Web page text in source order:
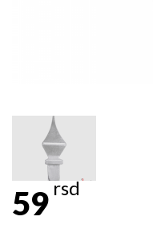
59rsd